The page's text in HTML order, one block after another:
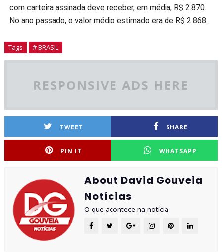
com carteira assinada deve receber, em média, R$ 2.870.
No ano passado, o valor médio estimado era de R$ 2.868.
Tags # BRASIL
RESPONSIVE ADS HERE
TWEET SHARE
PIN IT WHATSAPP
About David Gouveia
Notícias
O que acontece na notícia